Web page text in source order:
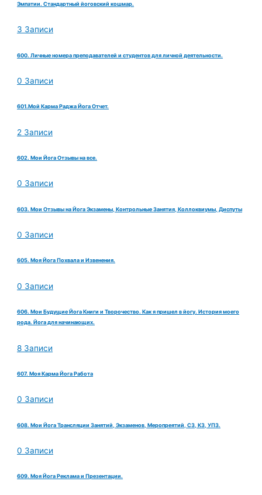
Эмпатии. Стандартный йоговский кошмар.
3 Записи
600. Личные номера преподавателей и студентов для личной деятельности.
0 Записи
601.Мой Карма Раджа Йога Отчет.
2 Записи
602. Мои Йога Отзывы на все.
0 Записи
603. Мои Отзывы на Йога Экзамены, Контрольные Занятия, Коллоквиумы, Диспуты
0 Записи
605. Моя Йога Похвала и Извенения.
0 Записи
606. Мои Будущие Йога Книги и Творочество. Как я пришел в йогу. История моего
рода. Йога для начинающих.
8 Записи
607. Моя Карма Йога Работа
0 Записи
608. Мои Йога Трансляции Занятий, Экзаменов, Меропреятий, СЗ, КЗ, УПЗ.
0 Записи
609. Моя Йога Реклама и Презентации.